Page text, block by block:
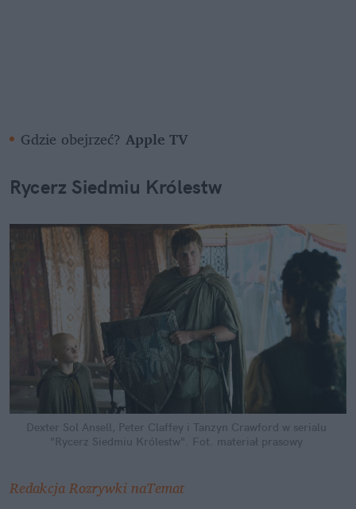
Gdzie obejrzeć? Apple TV
Rycerz Siedmiu Królestw
Dexter Sol Ansell, Peter Claffey i Tanzyn Crawford w serialu
"Rycerz Siedmiu Królestw". Fot. materiał prasowy
Redakcja Rozrywki naTemat